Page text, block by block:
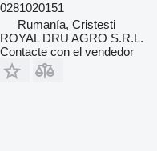
0281020151
Rumanía, Cristesti
ROYAL DRU AGRO S.R.L.
Contacte con el vendedor